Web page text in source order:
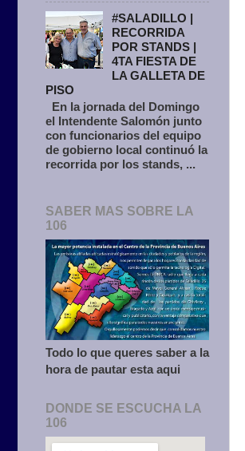
#SALADILLO |
RECORRIDA
POR STANDS |
4TA FIESTA DE
LA GALLETA DE
PISO
En la jornada del Domingo
el Intendente Salomón junto
con funcionarios del equipo
de gobierno local continuó la
recorrida por los stands, ...
SABER MAS SOBRE LA
106
Todo lo que queres saber a la
hora de pautar esta aqui
DONDE SE ESCUCHA LA
106